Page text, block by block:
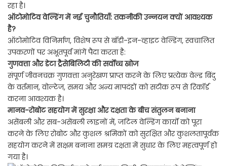
रहा है।
ऑटोमोटिव वेल्डिंग में नई चुनौतियाँ: तकनीकी उन्नयन क्यों आवश्यक
है?
ऑटोमोटिव विनिर्माण, विशेष रूप से बॉडी-इन-व्हाइट वेल्डिंग, स्वचालित
उपकरणों पर अभूतपूर्व मांगें पैदा करता है:
गुणवत्ता और डेटा ट्रैसेबिलिटी की सर्वोच्च खोज
संपूर्ण जीवनचक्र गुणवत्ता अनुरेखण प्राप्त करने के लिए प्रत्येक वेल्ड बिंदु
के वर्तमान, वोल्टेज, समय और अन्य मापदंडों को सटीक रूप से रिकॉर्ड
करना आवश्यक है।
मानव-रोबोट सहयोग में सुरक्षा और दक्षता के बीच संतुलन बनाना
असेंबली और सब-असेंबली लाइनों में, जटिल वेल्डिंग कार्यों को पूरा
करने के लिए रोबोट और कुशल श्रमिकों को सुरक्षित और कुशलतापूर्वक
सहयोग करने में सक्षम बनाना समग्र दक्षता में सुधार के लिए महत्वपूर्ण हो
गया है।